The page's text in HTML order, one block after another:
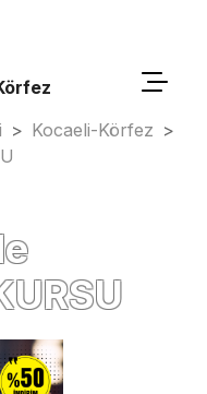
> Kocaeli-Körfez >